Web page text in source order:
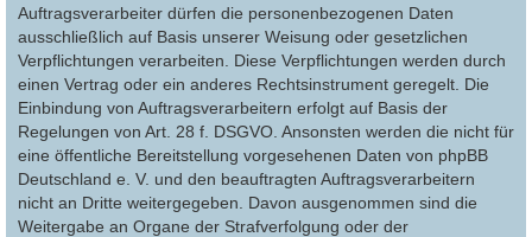
Auftragsverarbeiter dürfen die personenbezogenen Daten
ausschließlich auf Basis unserer Weisung oder gesetzlichen
Verpflichtungen verarbeiten. Diese Verpflichtungen werden durch
einen Vertrag oder ein anderes Rechtsinstrument geregelt. Die
Einbindung von Auftragsverarbeitern erfolgt auf Basis der
Regelungen von Art. 28 f. DSGVO. Ansonsten werden die nicht für
eine öffentliche Bereitstellung vorgesehenen Daten von phpBB
Deutschland e. V. und den beauftragten Auftragsverarbeitern
nicht an Dritte weitergegeben. Davon ausgenommen sind die
Weitergabe an Organe der Strafverfolgung oder der